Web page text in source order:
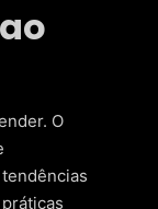
O